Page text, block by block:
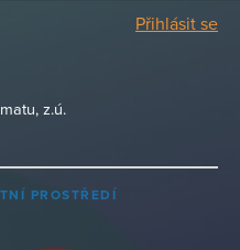
Přihlásit se
z.ú.
PROSTŘEDÍ